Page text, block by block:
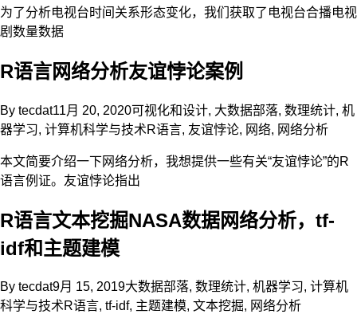
为了分析电视台时间关系形态变化，我们获取了电视台合播电视
剧数量数据
R语言网络分析友谊悖论案例
By tecdat11月 20, 2020可视化和设计, 大数据部落, 数理统计, 机
器学习, 计算机科学与技术R语言, 友谊悖论, 网络, 网络分析
本文简要介绍一下网络分析，我想提供一些有关“友谊悖论”的R
语言例证。友谊悖论指出
R语言文本挖掘NASA数据网络分析，tf-
idf和主题建模
By tecdat9月 15, 2019大数据部落, 数理统计, 机器学习, 计算机
科学与技术R语言, tf-idf, 主题建模, 文本挖掘, 网络分析